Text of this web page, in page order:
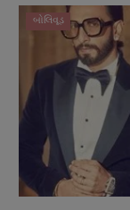
બોલિવૂડ